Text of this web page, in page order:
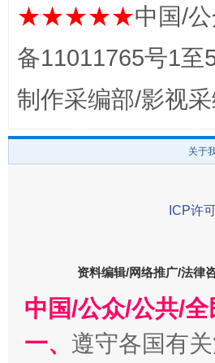
★★★★★中国/
备11011765号1至
制作采编部/影视
关于
ICP许
资料编辑/网络推广/法律
中国/公众/公共/
一、 遵守各国有